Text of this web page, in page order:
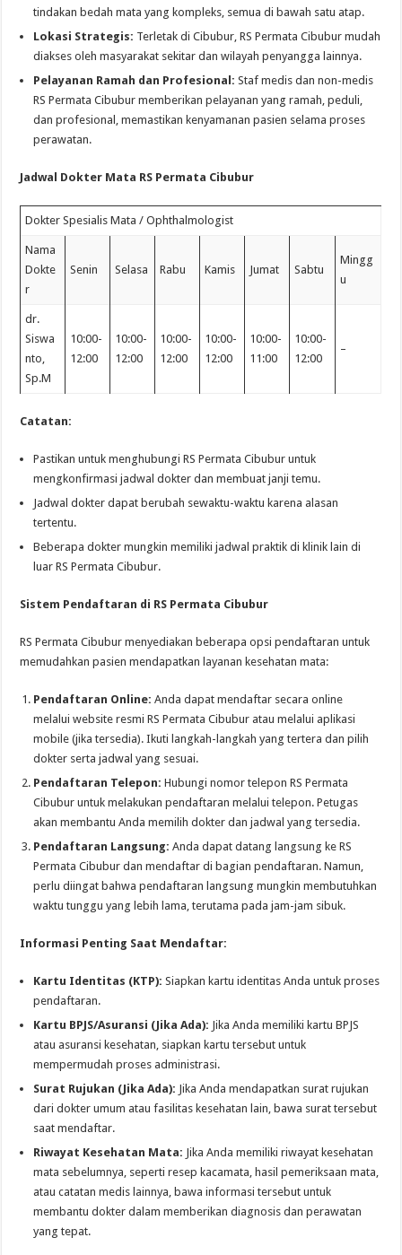
tindakan bedah mata yang kompleks, semua di bawah satu atap.
Lokasi Strategis: Terletak di Cibubur, RS Permata Cibubur mudah
diakses oleh masyarakat sekitar dan wilayah penyangga lainnya.
Pelayanan Ramah dan Profesional: Staf medis dan non-medis
RS Permata Cibubur memberikan pelayanan yang ramah, peduli,
dan profesional, memastikan kenyamanan pasien selama proses
perawatan.
Jadwal Dokter Mata RS Permata Cibubur
Dokter Spesialis Mata / Ophthalmologist
Nama
Dokte
r
Senin Selasa Rabu Kamis Jumat Sabtu
Mingg
u
dr.
Siswa
nto,
Sp.M
10:00-
12:00
10:00-
12:00
10:00-
12:00
10:00-
12:00
10:00-
11:00
10:00-
12:00
–
Catatan:
Pastikan untuk menghubungi RS Permata Cibubur untuk
mengkonfirmasi jadwal dokter dan membuat janji temu.
Jadwal dokter dapat berubah sewaktu-waktu karena alasan
tertentu.
Beberapa dokter mungkin memiliki jadwal praktik di klinik lain di
luar RS Permata Cibubur.
Sistem Pendaftaran di RS Permata Cibubur
RS Permata Cibubur menyediakan beberapa opsi pendaftaran untuk
memudahkan pasien mendapatkan layanan kesehatan mata:
Pendaftaran Online: Anda dapat mendaftar secara online
melalui website resmi RS Permata Cibubur atau melalui aplikasi
mobile (jika tersedia). Ikuti langkah-langkah yang tertera dan pilih
dokter serta jadwal yang sesuai.
Pendaftaran Telepon: Hubungi nomor telepon RS Permata
Cibubur untuk melakukan pendaftaran melalui telepon. Petugas
akan membantu Anda memilih dokter dan jadwal yang tersedia.
Pendaftaran Langsung: Anda dapat datang langsung ke RS
Permata Cibubur dan mendaftar di bagian pendaftaran. Namun,
perlu diingat bahwa pendaftaran langsung mungkin membutuhkan
waktu tunggu yang lebih lama, terutama pada jam-jam sibuk.
Informasi Penting Saat Mendaftar:
Kartu Identitas (KTP): Siapkan kartu identitas Anda untuk proses
pendaftaran.
Kartu BPJS/Asuransi (Jika Ada): Jika Anda memiliki kartu BPJS
atau asuransi kesehatan, siapkan kartu tersebut untuk
mempermudah proses administrasi.
Surat Rujukan (Jika Ada): Jika Anda mendapatkan surat rujukan
dari dokter umum atau fasilitas kesehatan lain, bawa surat tersebut
saat mendaftar.
Riwayat Kesehatan Mata: Jika Anda memiliki riwayat kesehatan
mata sebelumnya, seperti resep kacamata, hasil pemeriksaan mata,
atau catatan medis lainnya, bawa informasi tersebut untuk
membantu dokter dalam memberikan diagnosis dan perawatan
yang tepat.